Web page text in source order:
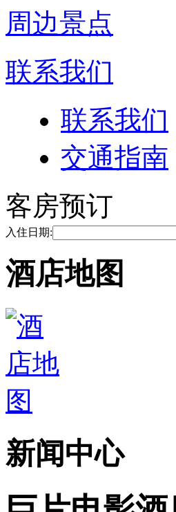
周边景点
联系我们
联系我们
交通指南
客房预订
入住日期:
酒店地图
新闻中心